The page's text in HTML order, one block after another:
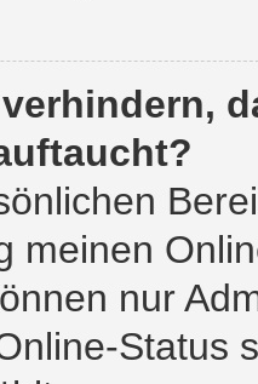
meinen
nur
Status